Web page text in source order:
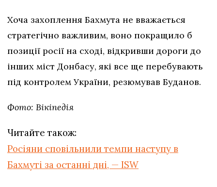
Хоча захоплення Бахмута не вважається
стратегічно важливим, воно покращило б
позиції росії на сході, відкривши дороги до
інших міст Донбасу, які все ще перебувають
під контролем України, резюмував Буданов.
Фото: Вікіпедія
Читайте також:
Росіяни сповільнили темпи наступу в
Бахмуті за останні дні, — ISW